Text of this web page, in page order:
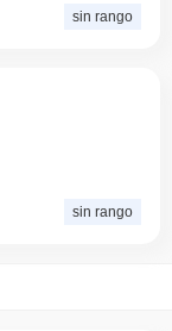
sin rango
sin rango